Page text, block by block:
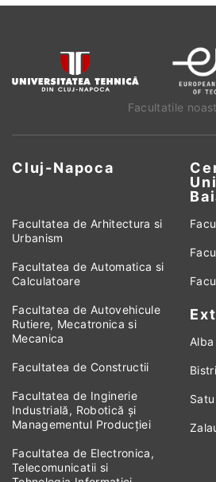
Facultatile
Cluj-Napoca
Facultatea de Arhitectura si
Urbanism
Facultatea de Automatica si
Calculatoare
Facultatea de Autovehicule
Rutiere, Mecatronica si
Mecanica
Facultatea de Constructii
Facultatea de Inginerie
Industrială, Robotică și
Managementul Producției
Facultatea de Electronica,
Telecomunicatii si